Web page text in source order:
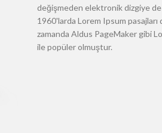
değişmeden elektronik dizgiye de
1960'larda Lorem Ipsum pasajları
zamanda Aldus PageMaker gibi
ile popüler olmuştur.